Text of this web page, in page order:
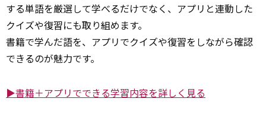
する単語を厳選して学べるだけでなく、アプリと連動した
クイズや復習にも取り組めます。
書籍で学んだ語を、アプリでクイズや復習をしながら確認
できるのが魅力です。
▶書籍＋アプリでできる学習内容を詳しく見る